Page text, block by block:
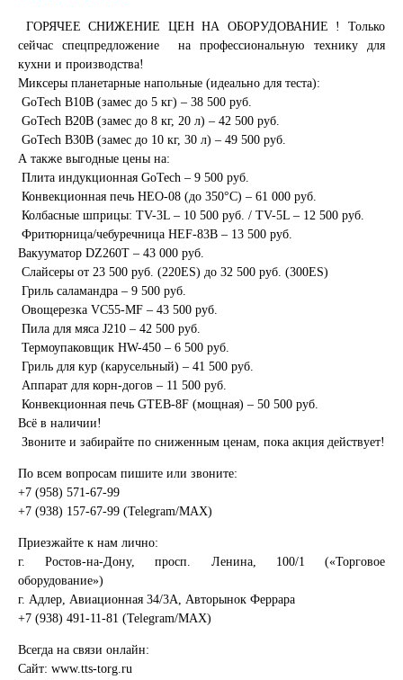
ГОРЯЧЕЕ СНИЖЕНИЕ ЦЕН НА ОБОРУДОВАНИЕ ! Только
сейчас спецпредложение на профессиональную технику для
кухни и производства!
Миксеры планетарные напольные (идеально для теста):
GoTech B10B (замес до 5 кг) – 38 500 руб.
GoTech B20B (замес до 8 кг, 20 л) – 42 500 руб.
GoTech B30B (замес до 10 кг, 30 л) – 49 500 руб.
А также выгодные цены на:
Плита индукционная GoTech – 9 500 руб.
Конвекционная печь HEO-08 (до 350°С) – 61 000 руб.
Колбасные шприцы: TV-3L – 10 500 руб. / TV-5L – 12 500 руб.
Фритюрница/чебуречница HEF-83B – 13 500 руб.
Вакууматор DZ260T – 43 000 руб.
Слайсеры от 23 500 руб. (220ES) до 32 500 руб. (300ES)
Гриль саламандра – 9 500 руб.
Овощерезка VC55-MF – 43 500 руб.
Пила для мяса J210 – 42 500 руб.
Термоупаковщик HW-450 – 6 500 руб.
Гриль для кур (карусельный) – 41 500 руб.
Аппарат для корн-догов – 11 500 руб.
Конвекционная печь GTEB-8F (мощная) – 50 500 руб.
Всё в наличии!
Звоните и забирайте по сниженным ценам, пока акция действует!
По всем вопросам пишите или звоните:
+7 (958) 571-67-99
+7 (938) 157-67-99 (Telegram/MAX)
Приезжайте к нам лично:
г. Ростов-на-Дону, просп. Ленина, 100/1 («Торговое
оборудование»)
г. Адлер, Авиационная 34/3А, Авторынок Феррара
+7 (938) 491-11-81 (Telegram/MAX)
Всегда на связи онлайн:
Сайт: www.tts-torg.ru